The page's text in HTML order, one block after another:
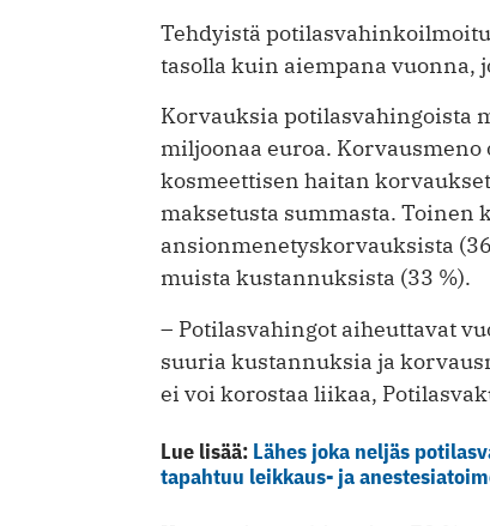
Tehdyistä
tasolla kuin aiempana
Korvauksia potilasvahingoista
miljoonaa euroa.
kosmeettisen haitan
maksetusta summasta. Toinen
ansionmenetyskorvauksista
muista kustannuksista (33 %).
– Potilasvahingot aiheuttavat
suuria kustannuksia ja
ei voi korostaa liikaa,
Lue lisää: Lähes joka neljäs
tapahtuu leikkaus- ja